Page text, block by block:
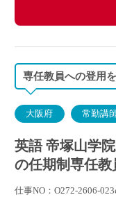
◇保険：私学
専任教員への登用
大阪府 常勤講
英語 帝塚山学
の任期制専任教
仕事NO：O272-2606-